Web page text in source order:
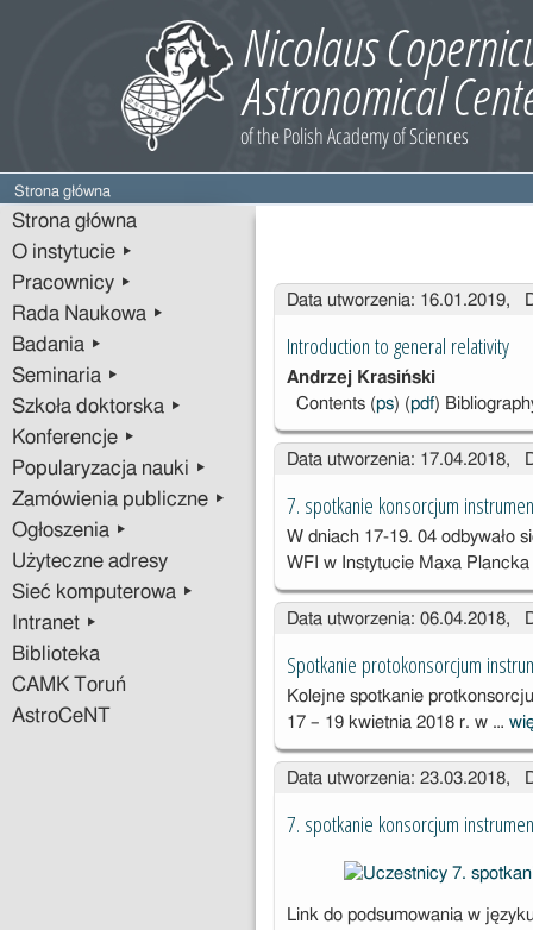
Strona główna
Strona główna
O instytucie ▸
Pracownicy ▸
Rada Naukowa ▸
Badania ▸
Seminaria ▸
Szkoła doktorska ▸
Konferencje ▸
Popularyzacja nauki ▸
Zamówienia publiczne ▸
Ogłoszenia ▸
Użyteczne adresy
Sieć komputerowa ▸
Intranet ▸
Biblioteka
CAMK Toruń
AstroCeNT
Wpisy
Data utworzenia: 16.01.2019,
Introduction to general relativity
Andrzej Krasiński
Contents (ps) (pdf)
Data utworzenia: 17.04.2018,
7. spotkanie konsorcjum
W dniach 17-19. 04 odbywało
WFI w Instytucie Maxa
Data utworzenia: 06.04.2018,
Spotkanie protokonsorcjum
Kolejne spotkanie
17 – 19 kwietnia 2018 r. w …
Data utworzenia: 23.03.2018,
7. spotkanie konsorcjum
Link do podsumowania w